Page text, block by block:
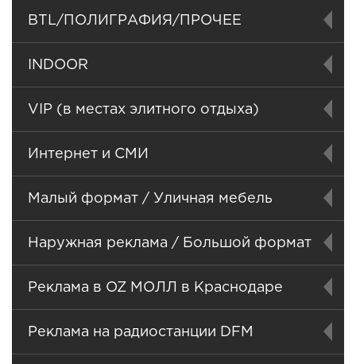
BTL/ПОЛИГРАФИЯ/ПРОЧЕЕ
INDOOR
VIP (в местах элитного отдыха)
Интернет и СМИ
Малый формат / Уличная мебель
Наружная реклама / Большой формат
Реклама в OZ МОЛЛ в Краснодаре
Реклама на радиостанции DFM